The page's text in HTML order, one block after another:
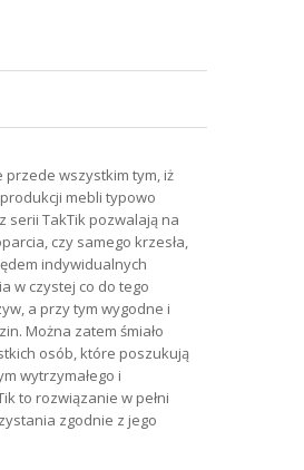
przede wszystkim tym, iż
mebli typowo
serii TakTik pozwalają na
czy samego krzesła,
indywidualnych
w czystej co do tego
a przy tym wygodne i
Można zatem śmiało
osób, które poszukują
wytrzymałego i
to rozwiązanie w pełni
zgodnie z jego